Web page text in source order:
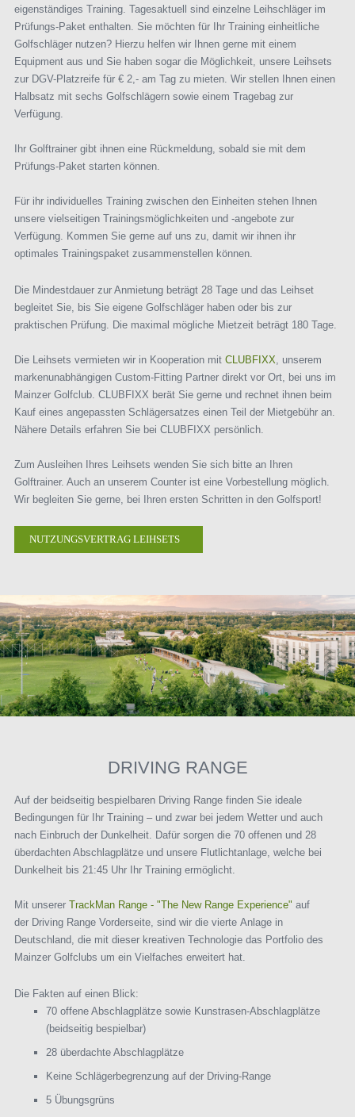
eigenständiges Training. Tagesaktuell sind einzelne Leihschläger im
Prüfungs-Paket enthalten. Sie möchten für Ihr Training einheitliche
Golfschläger nutzen? Hierzu helfen wir Ihnen gerne mit einem
Equipment aus und Sie haben sogar die Möglichkeit, unsere Leihsets
zur DGV-Platzreife für € 2,- am Tag zu mieten. Wir stellen Ihnen einen
Halbsatz mit sechs Golfschlägern sowie einem Tragebag zur
Verfügung.
Ihr Golftrainer gibt ihnen eine Rückmeldung, sobald sie mit dem
Prüfungs-Paket starten können.
Für ihr individuelles Training zwischen den Einheiten stehen Ihnen
unsere vielseitigen Trainingsmöglichkeiten und -angebote zur
Verfügung. Kommen Sie gerne auf uns zu, damit wir ihnen ihr
optimales Trainingspaket zusammenstellen können.
Die Mindestdauer zur Anmietung beträgt 28 Tage und das Leihset
begleitet Sie, bis Sie eigene Golfschläger haben oder bis zur
praktischen Prüfung. Die maximal mögliche Mietzeit beträgt 180 Tage.
Die Leihsets vermieten wir in Kooperation mit CLUBFIXX , unserem
markenunabhängigen Custom-Fitting Partner direkt vor Ort, bei uns im
Mainzer Golfclub. CLUBFIXX berät Sie gerne und rechnet ihnen beim
Kauf eines angepassten Schlägersatzes einen Teil der Mietgebühr an.
Nähere Details erfahren Sie bei CLUBFIXX persönlich.
Zum Ausleihen Ihres Leihsets wenden Sie sich bitte an Ihren
Golftrainer. Auch an unserem Counter ist eine Vorbestellung möglich.
Wir begleiten Sie gerne, bei Ihren ersten Schritten in den Golfsport!
NUTZUNGSVERTRAG LEIHSETS
DRIVING RANGE
Auf der beidseitig bespielbaren Driving Range finden Sie ideale
Bedingungen für Ihr Training – und zwar bei jedem Wetter und auch
nach Einbruch der Dunkelheit. Dafür sorgen die 70 offenen und 28
überdachten Abschlagplätze und unsere Flutlichtanlage, welche bei
Dunkelheit bis 21:45 Uhr Ihr Training ermöglicht.
Mit unserer TrackMan Range - "The New Range Experience" auf
der Driving Range Vorderseite, sind wir die vierte Anlage in
Deutschland, die mit dieser kreativen Technologie das Portfolio des
Mainzer Golfclubs um ein Vielfaches erweitert hat.
Die Fakten auf einen Blick:
70 offene Abschlagplätze sowie Kunstrasen-Abschlagplätze
(beidseitig bespielbar)
28 überdachte Abschlagplätze
Keine Schlägerbegrenzung auf der Driving-Range
5 Übungsgrüns